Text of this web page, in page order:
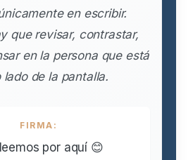
en escribir.
que revisar, contrastar,
en la persona que está
lado de la pantalla.
FIRMA:
por aquí 😊